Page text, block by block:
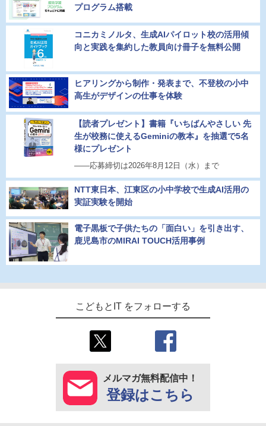
プログラム搭載
コニカミノルタ、生成AIパイロット校の活用傾
向と実践を集約した教員向け冊子を無料公開
ヒアリングから制作・発表まで、不登校の小中
高生がデザインの仕事を体験
【読者プレゼント】書籍『いちばんやさしい 先
生が校務に使えるGeminiの教本』を抽選で5名
様にプレゼント
――応募締切は2026年8月12日（水）まで
NTT東日本、江東区の小中学校で生成AI活用の
実証実験を開始
電子黒板で子供たちの「面白い」を引き出す、
鹿児島市のMIRAI TOUCH活用事例
こどもとIT をフォローする
メルマガ無料配信中！
登録はこちら